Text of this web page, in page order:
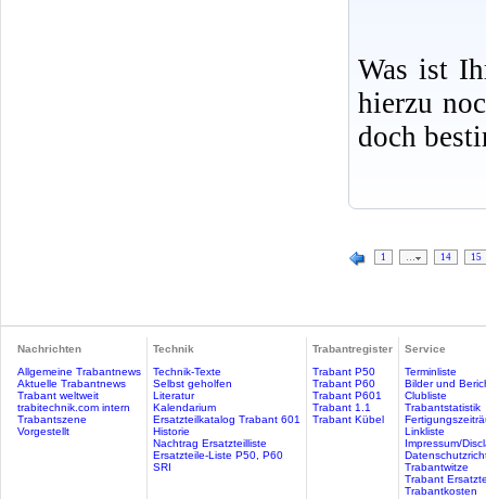
Was ist
hierzu
doch
1 … 14 15
Nachrichten
Allgemeine Trabantnews
Aktuelle Trabantnews
Trabant weltweit
trabitechnik.com intern
Trabantszene
Vorgestellt
Technik
Technik-Texte
Selbst geholfen
Literatur
Kalendarium
Ersatzteilkatalog Trabant 601
Historie
Nachtrag Ersatzteilliste
Ersatzteile-Liste P50, P60
SRI
Trabantregister
Trabant P50
Trabant P60
Trabant P601
Trabant 1.1
Trabant Kübel
Service
Terminliste
Bilder und
Clubliste
Trabantstatistik
Linkliste
Impressum/
Trabantwitze
Trabant
Trabantkosten